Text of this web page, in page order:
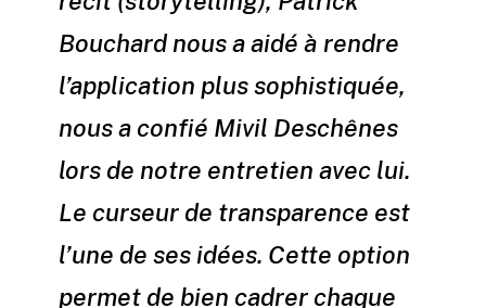
Bouchard nous a aidé à rendre
l’application plus sophistiquée,
nous a confié Mivil Deschênes
lors de notre entretien avec lui.
Le curseur de transparence est
l’une de ses idées. Cette option
permet de bien cadrer chaque